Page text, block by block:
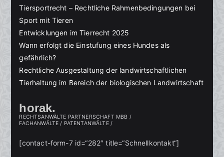
Tiersportrecht – Rechtliche Rahmenbedingungen bei
Sport mit Tieren
Entwicklungen im Tierrecht 2025
Wann erfolgt die Einstufung eines Hundes als
gefährlich?
Rechtliche Ausgestaltung der landwirtschaftlichen
Tierhaltung im Bereich der biologischen Landwirtschaft
horak.
RECHTSANWÄLTE PARTNERSCHAFT MBB /
FACHANWÄLTE / PATENTANWÄLTE /
[contact-form-7 id=“282″ title=“Schnellkontakt“]